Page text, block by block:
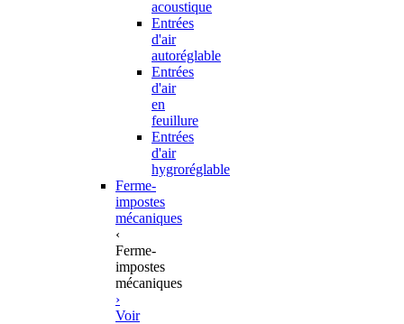
acoustique
Entrées
d'air
autoréglable
Entrées
d'air
en
feuillure
Entrées
d'air
hygroréglable
Ferme-
impostes
mécaniques
‹
Ferme-
impostes
mécaniques
›
Voir